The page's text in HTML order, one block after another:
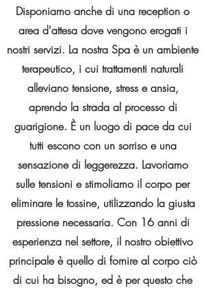
Disponiamo anche di una reception o
area d'attesa dove vengono erogati i
nostri servizi. La nostra Spa è un ambiente
terapeutico, i cui trattamenti naturali
alleviano tensione, stress e ansia,
aprendo la strada al processo di
guarigione. È un luogo di pace da cui
tutti escono con un sorriso e una
sensazione di leggerezza. Lavoriamo
sulle tensioni e stimoliamo il corpo per
eliminare le tossine, utilizzando la giusta
pressione necessaria. Con 16 anni di
esperienza nel settore, il nostro obiettivo
principale è quello di fornire al corpo ciò
di cui ha bisogno, ed è per questo che